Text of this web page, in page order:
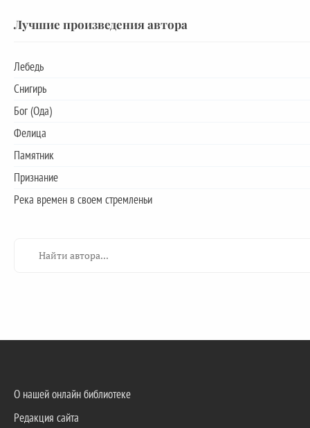
Лучшие произведения автора
Лебедь
Снигирь
Бог (Ода)
Фелица
Памятник
Признание
Река времен в своем стремленьи
О нашей онлайн библиотеке
Редакция сайта